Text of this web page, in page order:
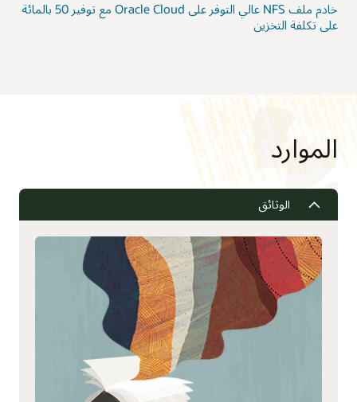
خادم ملف NFS عالي التوفر على Oracle Cloud مع توفير 50 بالمائة
على تكلفة التخزين
الموارد
الوثائق